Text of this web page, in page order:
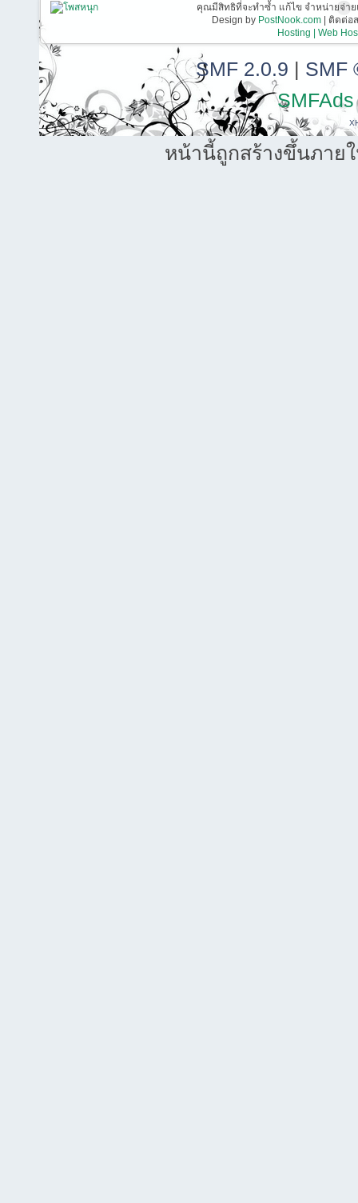
คุณมีสิทธิที่จะทำซ้ำ แก้ไข จำหน่ายจ่า
Design by PostNook.com| ติดต่อส
Hosting | Web
SMF 2.0.9 | SMF
SMFAds
หน้านี้ถูกสร้างขึ้นภาย